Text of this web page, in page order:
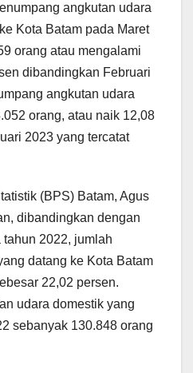
angkutan udara
Kota Batam pada Maret
orang atau mengalami
dibandingkan Februari
angkutan udara
orang, atau naik 12,08
2023 yang tercatat
(BPS) Batam, Agus
dibandingkan dengan
2022, jumlah
datang ke Kota Batam
22,02 persen.
udara domestik yang
sebanyak 130.848 orang